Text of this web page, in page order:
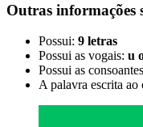
Outras informações
Possui: 9 letras
Possui as vogais: u
Possui as
A palavra escrita ao